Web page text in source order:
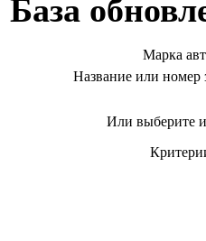
База
Марка
Название или номер
Или выберите